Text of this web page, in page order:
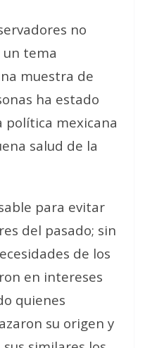
no
un tema
muestra de
ha estado
política mexicana
salud de la
para evitar
del pasado; sin
de los
en intereses
quienes
su origen y